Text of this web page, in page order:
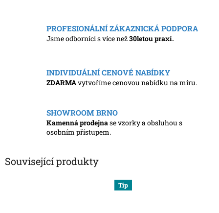
PROFESIONÁLNÍ ZÁKAZNICKÁ PODPORA
Jsme odborníci s více než30letou praxí.
INDIVIDUÁLNÍ CENOVÉ NABÍDKY
ZDARMAvytvoříme cenovou nabídku na míru.
SHOWROOM BRNO
Kamenná prodejnase vzorky a obsluhou s
osobním přístupem.
Související produkty
Tip